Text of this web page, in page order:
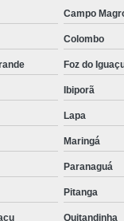
Campo
Colombo
Foz do
Ibiporã
Lapa
Maringá
Paranaguá
Pitanga
Quitandinha